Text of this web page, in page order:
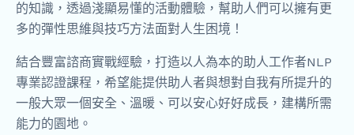
的知識，透過淺顯易懂的活動體驗，幫助人們可以擁有更
多的彈性思維與技巧方法面對人生困境！
結合豐富諮商實戰經驗，打造以人為本的助人工作者NLP
專業認證課程，希望能提供助人者與想對自我有所提升的
一般大眾一個安全、溫暖、可以安心好好成長，建構所需
能力的園地。